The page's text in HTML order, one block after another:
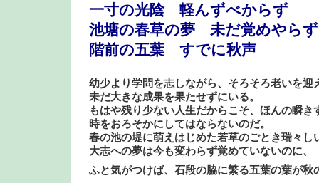
一寸の光陰 軽んずべからず
池塘の春草の夢 未だ覚めやら
階前の五葉 すでに秋声
幼少より学問を志しながら、そろそろ老いを迎
未だ大きな成果を果たせずにいる。
もはや残り少ない人生だからこそ、ほんの瞬き
時をおろそかにしてはならないのだ。
春の池の堤に萌えはじめた若草のごとき瑞々し
大志への夢は今も変わらず覚めていないのに、
ふと気がつけば、石段の脇に繁る五葉の葉が秋